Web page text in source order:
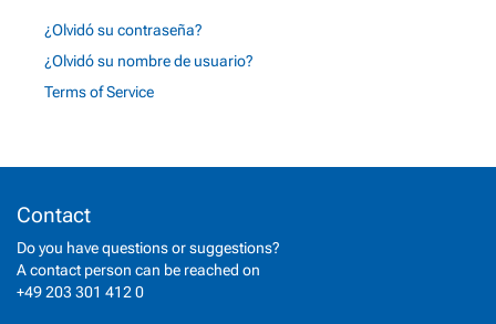
¿Olvidó su contraseña?
¿Olvidó su nombre de usuario?
Terms of Service
Contact
Do you have questions or suggestions?
A contact person can be reached on
+49 203 301 412 0